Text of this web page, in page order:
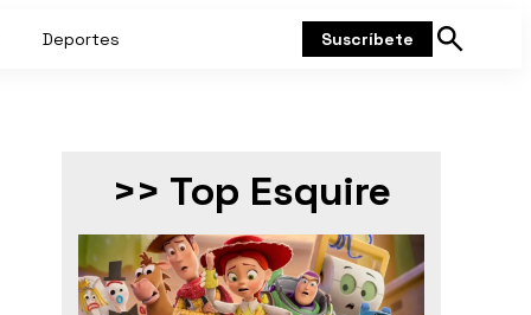
Deportes Suscríbete
Mostrar
>> Top Esquire